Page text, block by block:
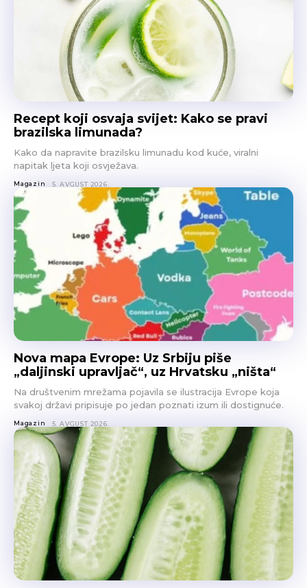
Recept koji osvaja svijet: Kako se pravi
brazilska limunada?
Kako da napravite brazilsku limunadu kod kuće, viralni
napitak ljeta koji osvježava.
Magazin 5. AVGUST 2026.
Nova mapa Evrope: Uz Srbiju piše
„daljinski upravljač“, uz Hrvatsku „ništa“
Na društvenim mrežama pojavila se ilustracija Evrope koja
svakoj državi pripisuje po jedan poznati izum ili dostignuće.
Magazin 5. AVGUST 2026.